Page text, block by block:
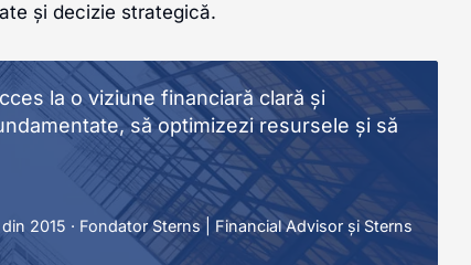
și decizie strategică.
la o viziune financiară clară și
să optimizezi resursele și să
2015 · Fondator Sterns | Financial Advisor și Sterns